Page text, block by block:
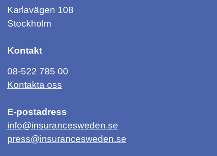
Karlavägen 108
Stockholm
Kontakt
08-522 785 00
Kontakta oss
E-postadress
info@insurancesweden.se
press@insurancesweden.se